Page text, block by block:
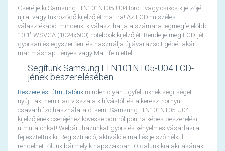
Cserélje ki Samsung LTN101NT05-U04 törött vagy csíkos kijelzőjét
újra, vagy tükröződő kijelzőjét mattra! Az LCD.hu széles
választékából mindenki kiválaszthatja a számára legmegfelelőbb
10.1" WSVGA (1024x600) notebook kijelzőjét. Rendelje meg LCD-jét
gyorsan és egyszerűen, és használja újjávarázsolt gépét akár
már másnap Fényes vagy Matt felülettel.
Segítünk Samsung LTN101NT05-U04 LCD-
jének beszerelésében
Beszerelési útmutatónkminden olyan ügyfelünknek segítséget
nyújt, aki nem riad vissza a kihívástól, és a kereszthornyú
csavarhúzó használatától sem. Samsung LTN101NT05-U04
kijelzőjének cseréjéhez kövesse pontról pontra képes beszerelési
útmutatónkat! Webáruházunkat gyors és kényelmes vásárlásra
fejlesztettük ki. Regisztráció, aktiváló e-mail és jelszó nélkül
rendelhet tőlünk bármelyik napszakban. Oldalunk kialakításának